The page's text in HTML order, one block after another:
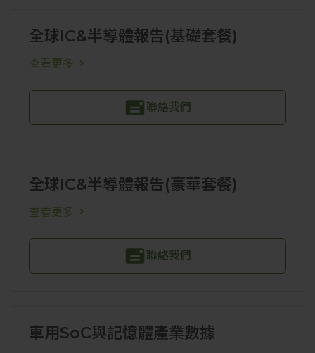
全球IC&半導體報告(基礎套餐)
查看更多
聯絡我們
全球IC&半導體報告(豪華套餐)
查看更多
聯絡我們
車用SoC與記憶體產業數據